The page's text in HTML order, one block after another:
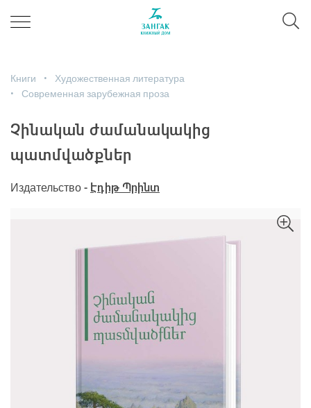
Книги
Художественная литература
Современная зарубежная проза
Չինական ժամանակակից
պատմվածքներ
Издательство - Էդիթ Պրինտ